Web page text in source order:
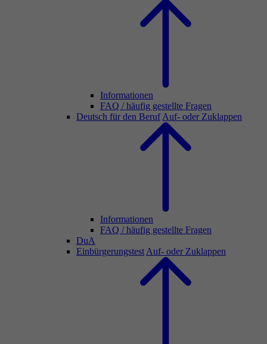
Informationen
FAQ / häufig gestellte Fragen
Deutsch für den Beruf Auf- oder Zuklappen
Informationen
FAQ / häufig gestellte Fragen
DuA
Einbürgerungstest Auf- oder Zuklappen